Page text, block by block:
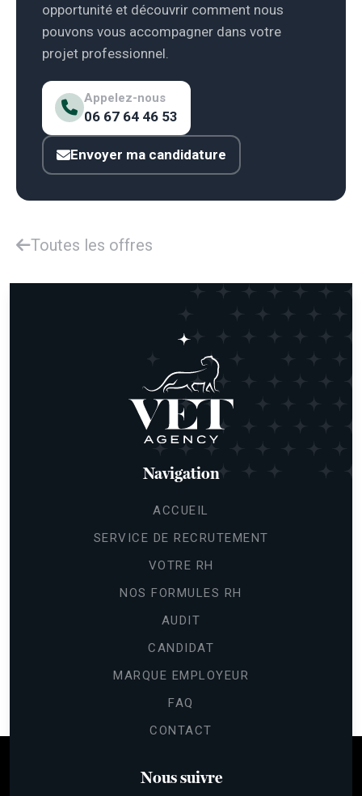
opportunité et découvrir comment nous
pouvons vous accompagner dans votre
projet professionnel.
Appelez-nous
06 67 64 46 53
Envoyer ma candidature
Toutes les offres
Navigation
ACCUEIL
SERVICE DE RECRUTEMENT
VOTRE RH
NOS FORMULES RH
AUDIT
CANDIDAT
MARQUE EMPLOYEUR
FAQ
CONTACT
Nous suivre